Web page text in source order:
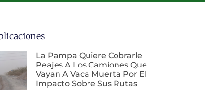
La Pampa Quiere Cobrarle
Peajes A Los Camiones Que
Vayan A Vaca Muerta Por El
Impacto Sobre Sus Rutas